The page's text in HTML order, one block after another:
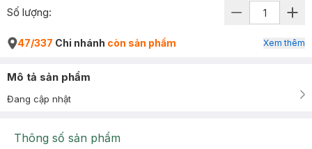
Số lượng:
47/337 Chi nhánh còn sản phẩm Xem thêm
Mô tả sản phẩm
Đang cập nhật
Thông số sản phẩm